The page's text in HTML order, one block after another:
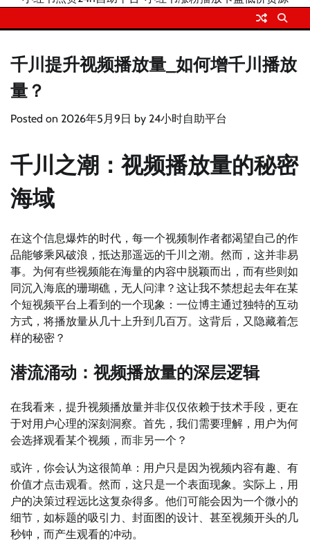
千川提升视频播放量_如何增千川播放
量？
Posted on 2026年5月9日 by 24小时自助平台
千川之潮：视频播放量的秘密
海域
在这个信息爆炸的时代，每一个视频制作者都渴望自己的作
品能够乘风破浪，抵达那遥远的千川之潮。然而，这并非易
事。为何有些视频能在海量的内容中脱颖而出，而有些则如
同沉入海底的珊瑚礁，无人问津？这让我不禁想起去年在某
个短视频平台上看到的一个现象：一位博主通过独特的互动
方式，将播放量从几十上升到几百万。这背后，又隐藏着怎
样的秘密？
潜流涌动：视频播放量的深层逻辑
在我看来，提升视频播放量并非仅仅依赖于技术手段，更在
于对用户心理的深刻洞察。首先，我们需要理解，用户为何
会选择观看某个视频，而非另一个？
或许，你会认为这很简单：用户只是因为视频内容有趣、有
价值才点击观看。然而，这只是一个表面现象。实际上，用
户的决策过程远比这复杂得多。他们可能会因为一个微小的
细节，如标题的吸引力、封面图的设计、甚至视频开头的几
秒钟，而产生观看的冲动。